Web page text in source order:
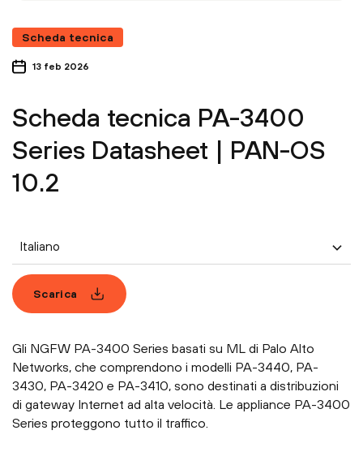
Scheda tecnica
13 feb 2026
Scheda tecnica PA-3400
Series Datasheet | PAN-OS
10.2
Italiano
Scarica
Gli NGFW PA-3400 Series basati su ML di Palo Alto
Networks, che comprendono i modelli PA-3440, PA-
3430, PA-3420 e PA-3410, sono destinati a distribuzioni
di gateway Internet ad alta velocità. Le appliance PA-3400
Series proteggono tutto il traffico.